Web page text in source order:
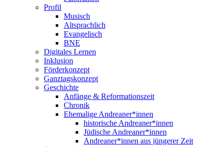
Profil
Musisch
Altsprachlich
Evangelisch
BNE
Digitales Lernen
Inklusion
Förderkonzept
Ganztagskonzept
Geschichte
Anfänge & Reformationszeit
Chronik
Ehemalige Andreaner*innen
historische Andreaner*innen
Jüdische Andreaner*innen
Andreaner*innen aus jüngerer Zeit